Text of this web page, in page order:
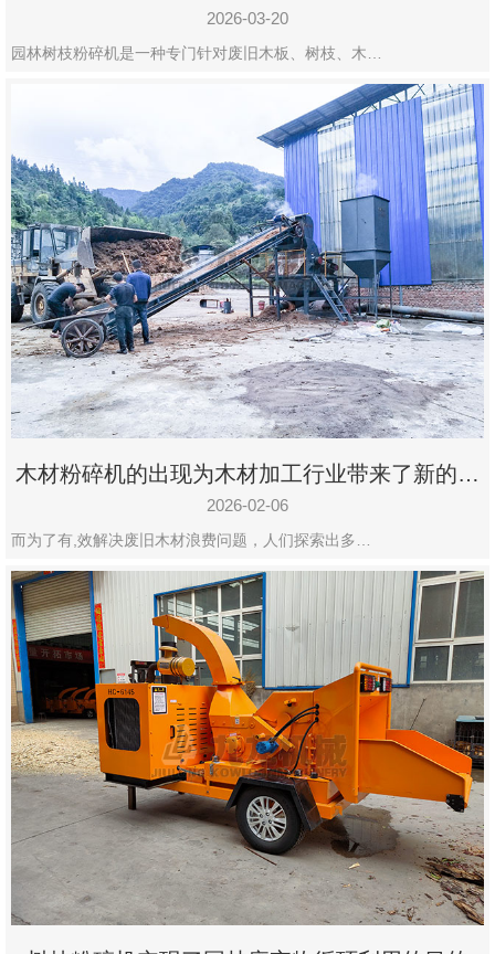
利用
2026-03-20
园林树枝粉碎机是一种专门针对废旧木板、树枝、木…
木材粉碎机的出现为木材加工行业带来了新的变
化
2026-02-06
而为了有,效解决废旧木材浪费问题，人们探索出多…